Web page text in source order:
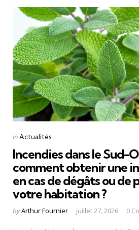
Categories
Posted
inActualités
Incendies dans le Sud-
comment obtenir une
en cas de dégâts ou
votre habitation ?
Posted
byArthur Fournier juillet 27, 2026 0